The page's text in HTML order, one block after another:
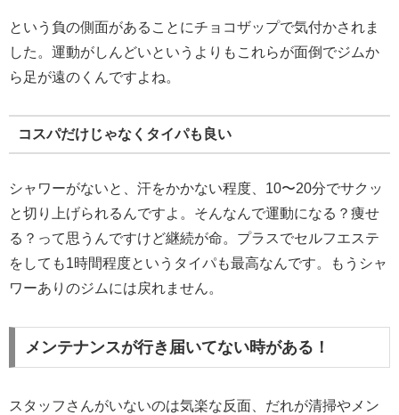
という負の側面があることにチョコザップで気付かされま
した。運動がしんどいというよりもこれらが面倒でジムか
ら足が遠のくんですよね。
コスパだけじゃなくタイパも良い
シャワーがないと、汗をかかない程度、10〜20分でサクッ
と切り上げられるんですよ。そんなんで運動になる？痩せ
る？って思うんですけど継続が命。プラスでセルフエステ
をしても1時間程度というタイパも最高なんです。もうシャ
ワーありのジムには戻れません。
メンテナンスが行き届いてない時がある！
スタッフさんがいないのは気楽な反面、だれが清掃やメン